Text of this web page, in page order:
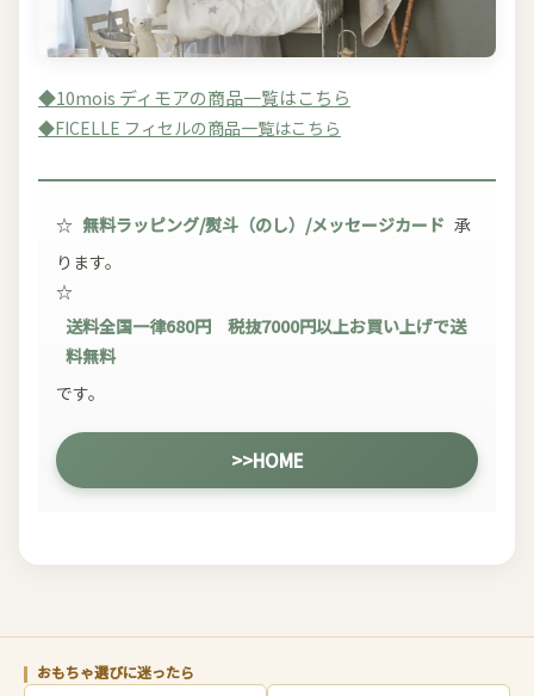
◆10mois ディモアの商品一覧はこちら
◆FICELLE フィセルの商品一覧はこちら
☆ 無料ラッピング/熨斗（のし）/メッセージカード 承
ります。
☆
送料全国一律680円 税抜7000円以上お買い上げで送
料無料
です。
>>HOME
おもちゃ選びに迷ったら